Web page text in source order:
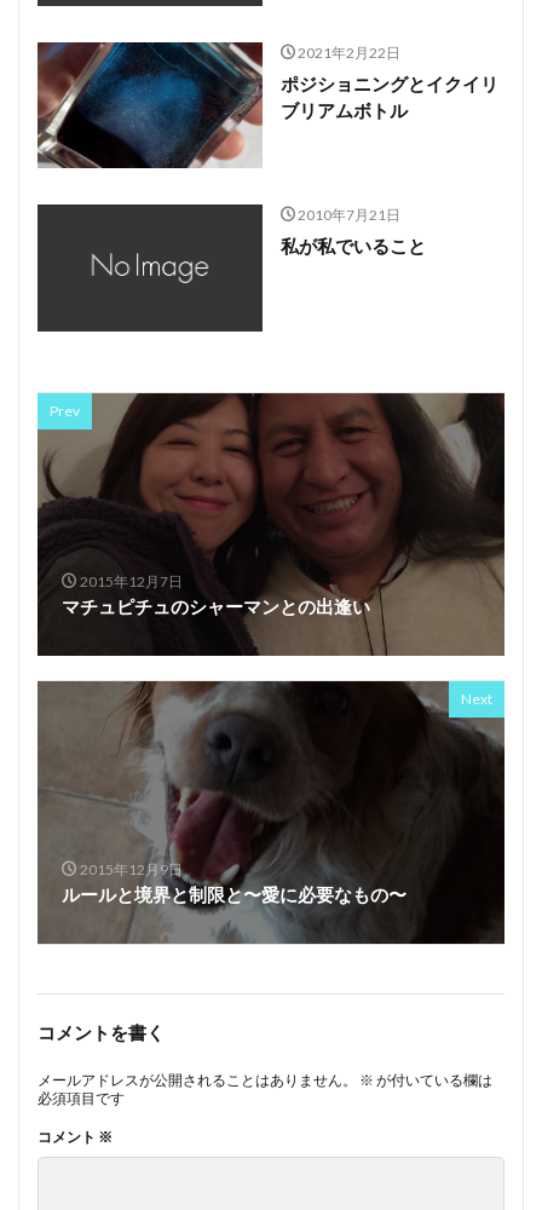
2021年2月22日
ポジショニングとイクイリ
ブリアムボトル
2010年7月21日
私が私でいること
Prev
2015年12月7日
マチュピチュのシャーマンとの出逢い
Next
2015年12月9日
ルールと境界と制限と〜愛に必要なもの〜
コメントを書く
メールアドレスが公開されることはありません。 ※ が付いている欄は
必須項目です
コメント ※